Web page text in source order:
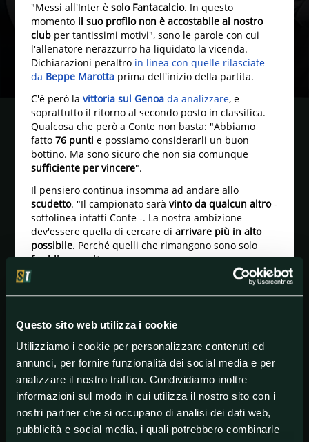
Questo sito web utilizza i cookie
Utilizziamo i cookie per personalizzare contenuti ed
annunci, per fornire funzionalità dei social media e per
analizzare il nostro traffico. Condividiamo inoltre
informazioni sul modo in cui utilizza il nostro sito con i
nostri partner che si occupano di analisi dei dati web,
pubblicità e social media, i quali potrebbero combinarle
"Messi all'Inter èsolo Fantacalcio. In questo
momento il suo profilo non è accostabile al nostro
clubper tantissimi motivi", sono le parole con cui
l'allenatore nerazzurro ha liquidato la vicenda.
Dichiarazioni peraltro in linea con quelle rilasciate
da Beppe Marottaprima dell'inizio della partita.
C'è però la vittoria sul Genoada analizzare, e
soprattutto il ritorno al secondo posto in classifica.
Qualcosa che però a Conte non basta: "Abbiamo
fatto76 punti e possiamo considerarli un buon
bottino. Ma sono sicuro che non sia comunque
sufficiente per vincere".
Il pensiero continua insomma ad andare allo
scudetto. "Il campionato sarà vinto da qualcun altro-
sottolinea infatti Conte -. La nostra ambizione
dev'essere quella di cercare di arrivare più in alto
possibile. Perché quelli che rimangono sono solo
freddi numeri".
I
per come si è evoluta la fase nevralgica
della stagione non mancano: "Ne scelgo due,
al 90' dopo aver segnato all'86', nell'altro abbiamo
parte mia c'è stata tanta rabbia e tanto rammarico".
"In altre partite però abbiamo
dato tutto , penso alla
trasferta diVeronao alla partita con laFiorentina
Capitano anni in cui semini tanto e raccogli poco, ma
quando vinci la fortuna è dalla tua parte a
prescindere", evidenzia Conte.